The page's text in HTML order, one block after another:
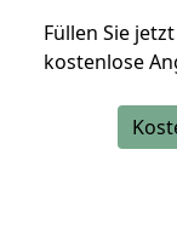
Füllen Sie
kostenlose